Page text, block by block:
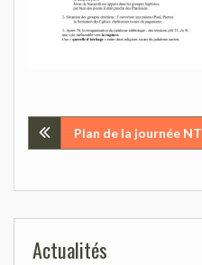
Navigation
l’article
Plan de la journée NT
Actualités